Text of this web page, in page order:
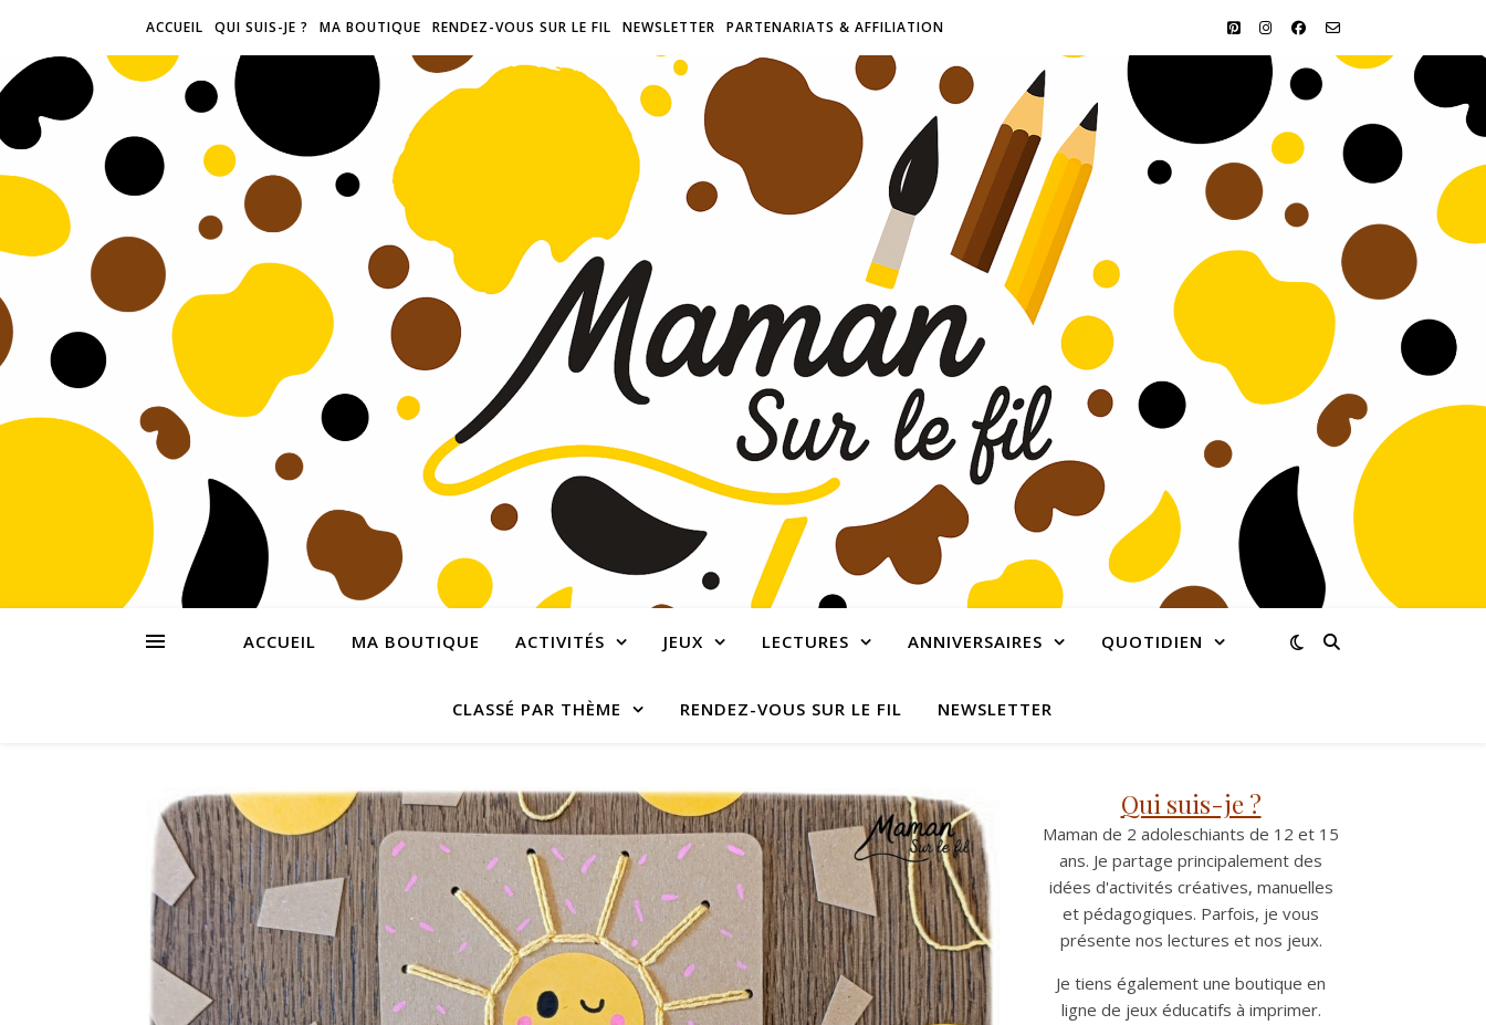
ACCUEIL QUI SUIS-JE ? MA BOUTIQUE RENDEZ-VOUS SUR LE FIL NEWSLETTER PARTENARIATS & AFFILIATION
ACCUEIL MA BOUTIQUE ACTIVITÉS JEUX LECTURES ANNIVERSAIRES QUOTIDIEN
CLASSÉ PAR THÈME RENDEZ-VOUS SUR LE FIL NEWSLETTER
Qui suis-je ?
Maman de 2 adoleschiants de 12 et 15
ans. Je partage principalement des
idées d'activités créatives, manuelles
et pédagogiques. Parfois, je vous
présente nos lectures et nos jeux.
Je tiens également une boutique en
ligne de jeux éducatifs à imprimer.